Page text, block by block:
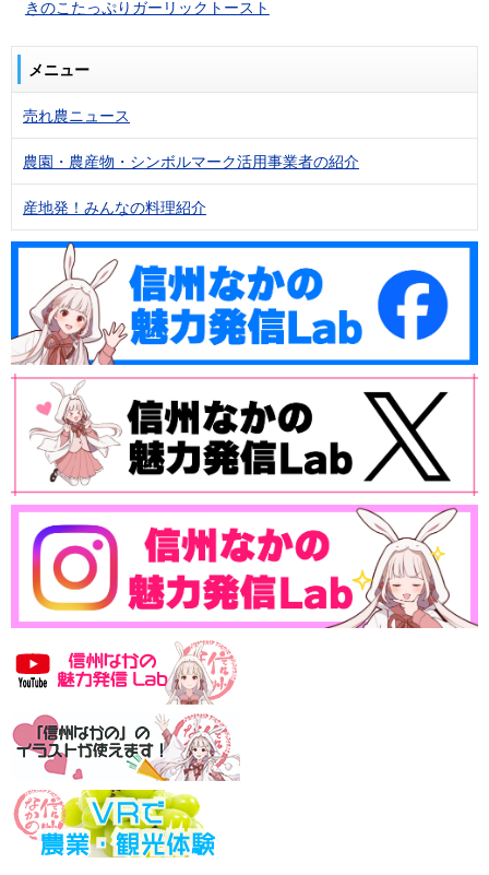
きのこたっぷりガーリックトースト
メニュー
売れ農ニュース
農園・農産物・シンボルマーク活用事業者の紹介
産地発！みんなの料理紹介